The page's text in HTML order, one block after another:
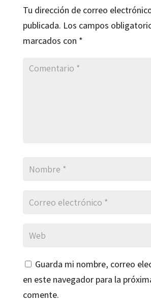
Tu dirección de correo
publicada. Los campos
marcados con *
Guarda mi nombre, correo
en este navegador para la
comente.